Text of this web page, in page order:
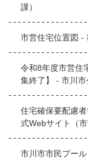
課）
市営住宅位置図 -
令和8年度市営住
集終了】 - 市川市
住宅確保要配慮
式Webサイト（市
市川市市民プー